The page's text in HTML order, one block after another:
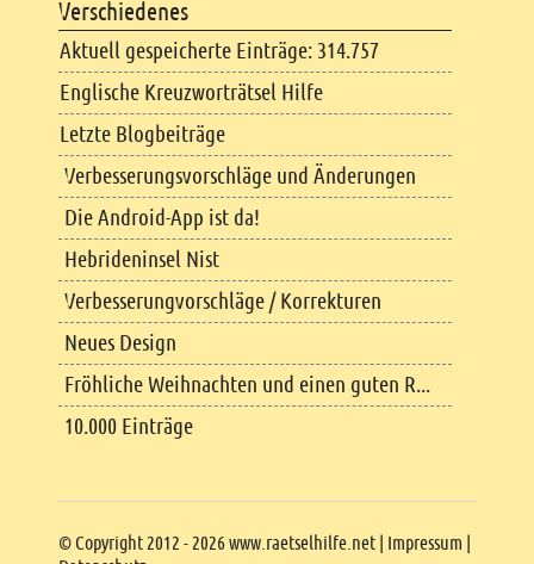
Copyright
© Copyright 2012 - 2026 www.raetselhilfe.net | Impressum |
Verschiedenes
Aktuell gespeicherte Einträge: 314.757
Englische Kreuzworträtsel Hilfe
Letzte Blogbeiträge
Verbesserungsvorschläge und Änderungen
Die Android-App ist da!
Hebrideninsel Nist
Verbesserungvorschläge / Korrekturen
Neues Design
Fröhliche Weihnachten und einen guten R...
10.000 Einträge